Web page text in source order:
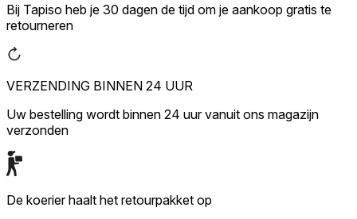
Bij Tapiso heb je 30 dagen de tijd om je aankoop gratis te
retourneren
VERZENDING BINNEN 24 UUR
Uw bestelling wordt binnen 24 uur vanuit ons magazijn
verzonden
De koerier haalt het retourpakket op